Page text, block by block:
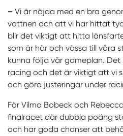
– Vi är nöjda med en bra
vattnen och att vi har hittat
blir det viktigt att hitta
som är här och vässa till våra
kunna följa vår gameplan.
racing och det är viktigt att vi
och göra justeringar under
För Vilma Bobeck och
finalracet där dubbla poäng
och har goda chanser att